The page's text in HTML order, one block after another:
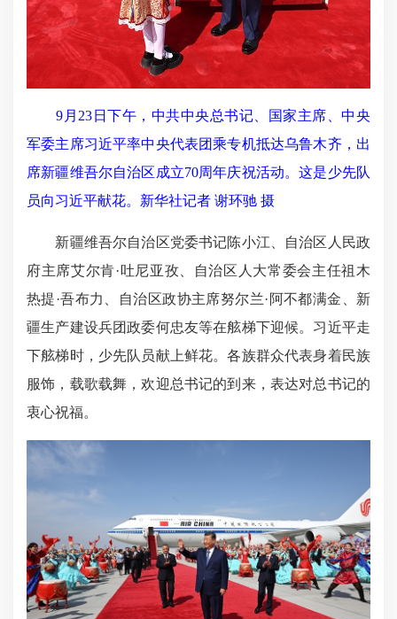
9月23日下午，中共中央总书记、国家主席、中央
军委主席习近平率中央代表团乘专机抵达乌鲁木齐，出
席新疆维吾尔自治区成立70周年庆祝活动。这是少先队
员向习近平献花。新华社记者 谢环驰 摄
新疆维吾尔自治区党委书记陈小江、自治区人民政
府主席艾尔肯·吐尼亚孜、自治区人大常委会主任祖木
热提·吾布力、自治区政协主席努尔兰·阿不都满金、新
疆生产建设兵团政委何忠友等在舷梯下迎候。习近平走
下舷梯时，少先队员献上鲜花。各族群众代表身着民族
服饰，载歌载舞，欢迎总书记的到来，表达对总书记的
衷心祝福。